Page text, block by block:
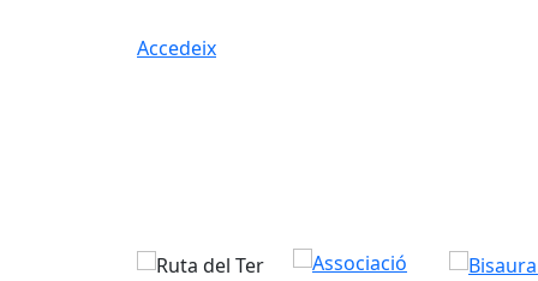
Accedeix